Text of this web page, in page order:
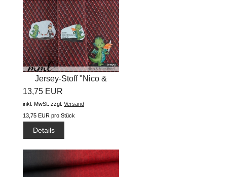
Jersey-Stoff "Nico &
Mias...
13,75 EUR
inkl. MwSt. zzgl. Versand
13,75 EUR pro Stück
Details